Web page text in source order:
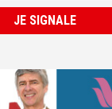
JE SIGNALE